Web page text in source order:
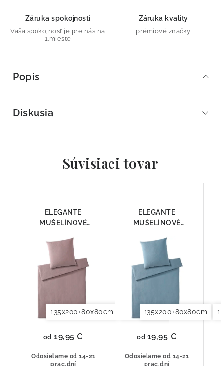
Záruka spokojnosti
Vaša spokojnosť je pre nás na
1.mieste
Záruka kvality
prémiové značky
Popis
Diskusia
Súvisiaci tovar
ELEGANTE
MUŠELÍNOVÉ
7095-01
135x200+80x80cm 140x200+70x90cm
Odosielame od 14-21
prac.dní
od 19,95 €
ELEGANTE
MUŠELÍNOVÉ
7095-02
135x200+80x80cm
Odosielame od 14-21
prac.dní
od 19,95 €